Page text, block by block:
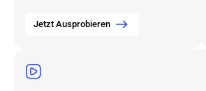
Jetzt Ausprobieren